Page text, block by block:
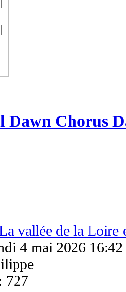
Dawn Chorus
vallée de la Loire
4 mai 2026 16:42
727